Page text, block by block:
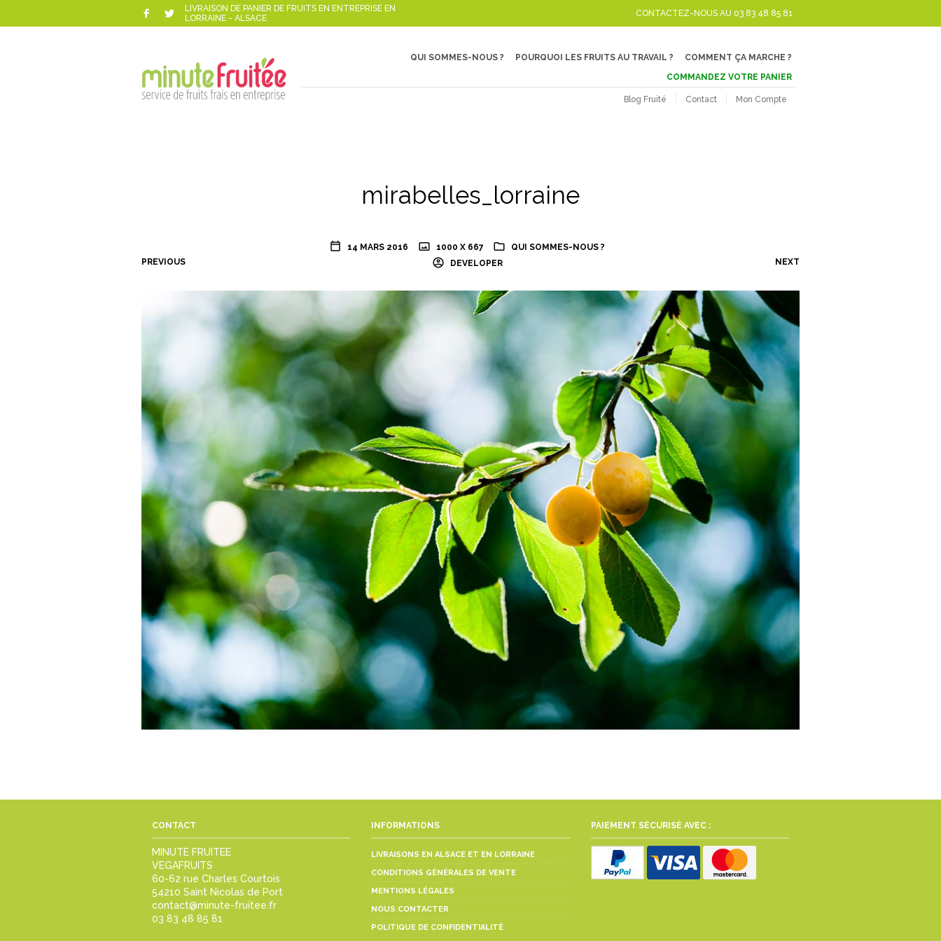
LIVRAISON DE PANIER DE FRUITS EN ENTREPRISE EN
LORRAINE - ALSACE
CONTACTEZ-NOUS AU 03 83 48 85 81
QUI SOMMES-NOUS ? POURQUOI LES FRUITS AU TRAVAIL ?
COMMENT ÇA MARCHE ?
COMMANDEZ VOTRE PANIER
Blog Fruité Contact Mon Compte
mirabelles_lorraine
14 MARS 2016 1000 X 667
QUI SOMMES-NOUS ?
DEVELOPER
PREVIOUS NEXT
CONTACT
MINUTE FRUITEE
VEGAFRUITS
60-62 rue Charles Courtois
54210 Saint Nicolas de Port
contact@minute-fruitee.fr
03 83 48 85 81
INFORMATIONS
LIVRAISONS EN ALSACE ET EN LORRAINE
CONDITIONS GÉNÉRALES DE VENTE
MENTIONS LÉGALES
NOUS CONTACTER
POLITIQUE DE CONFIDENTIALITÉ
PAIEMENT SÉCURISÉ AVEC :